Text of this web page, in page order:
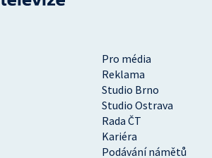
Pro média
Reklama
Studio Brno
Studio Ostrava
Rada ČT
Kariéra
Podávání námětů